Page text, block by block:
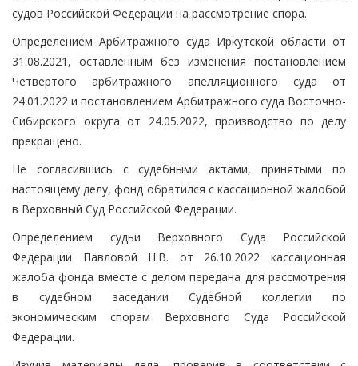
судов Российской Федерации на рассмотрение спора.
Определением Арбитражного суда Иркутской области от
31.08.2021, оставленным без изменения постановлением
Четвертого арбитражного апелляционного суда от
24.01.2022 и постановлением Арбитражного суда Восточно-
Сибирского округа от 24.05.2022, производство по делу
прекращено.
Не согласившись с судебными актами, принятыми по
настоящему делу, фонд обратился с кассационной жалобой
в Верховный Суд Российской Федерации.
Определением судьи Верховного Суда Российской
Федерации Павловой Н.В. от 26.10.2022 кассационная
жалоба фонда вместе с делом передана для рассмотрения
в судебном заседании Судебной коллегии по
экономическим спорам Верховного Суда Российской
Федерации.